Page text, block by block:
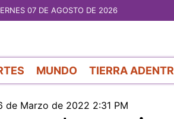
07 DE AGOSTO DE 2026
MUNDO TIERRA
de Marzo de 2022 2:31 PM